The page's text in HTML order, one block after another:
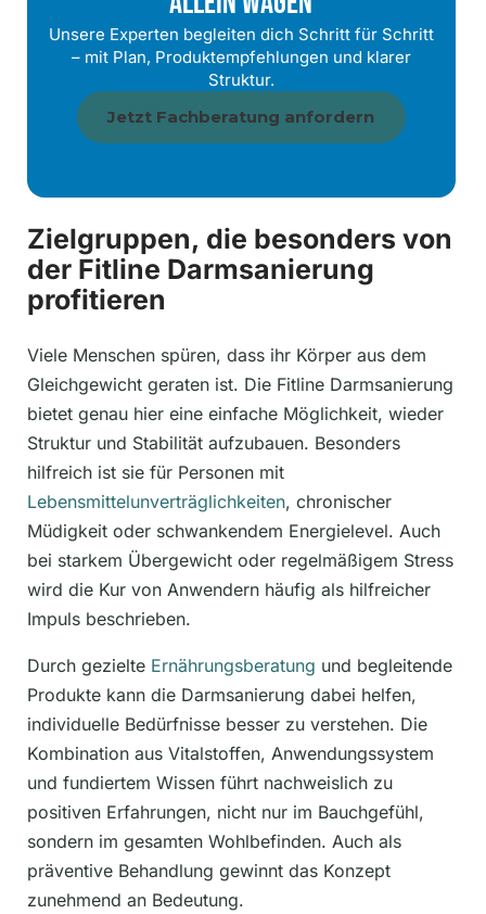
Unsere Experten begleiten dich Schritt für Schritt
– mit Plan, Produktempfehlungen und klarer
Struktur.
Jetzt Fachberatung anfordern
Zielgruppen, die besonders von
der Fitline Darmsanierung
profitieren
Viele Menschen spüren, dass ihr Körper aus dem
Gleichgewicht geraten ist. Die Fitline Darmsanierung
bietet genau hier eine einfache Möglichkeit, wieder
Struktur und Stabilität aufzubauen. Besonders
hilfreich ist sie für Personen mit
Lebensmittelunverträglichkeiten, chronischer
Müdigkeit oder schwankendem Energielevel. Auch
bei starkem Übergewicht oder regelmäßigem Stress
wird die Kur von Anwendern häufig als hilfreicher
Impuls beschrieben.
Durch gezielte Ernährungsberatung und begleitende
Produkte kann die Darmsanierung dabei helfen,
individuelle Bedürfnisse besser zu verstehen. Die
Kombination aus Vitalstoffen, Anwendungssystem
und fundiertem Wissen führt nachweislich zu
positiven Erfahrungen, nicht nur im Bauchgefühl,
sondern im gesamten Wohlbefinden. Auch als
präventive Behandlung gewinnt das Konzept
zunehmend an Bedeutung.